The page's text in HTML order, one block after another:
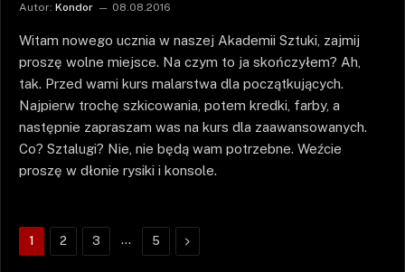
Autor: Kondor 08.08.2016
Witam nowego ucznia w naszej Akademii Sztuki, zajmij
proszę wolne miejsce. Na czym to ja skończyłem? Ah,
tak. Przed wami kurs malarstwa dla początkujących.
Najpierw trochę szkicowania, potem kredki, farby, a
następnie zapraszam was na kurs dla zaawansowanych.
Co? Sztalugi? Nie, nie będą wam potrzebne. Weźcie
proszę w dłonie rysiki i konsole.
1 2 3 … 5 Następne